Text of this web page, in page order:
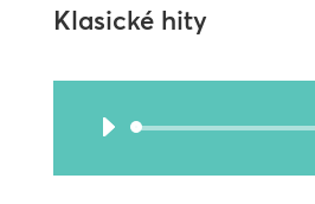
Klasické hity
Audio